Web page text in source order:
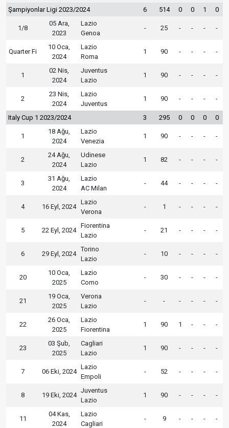
Şampiyonlar Ligi 2023/2024 6 514 0 0 1 0
1/8
05 Ara,
2023
Lazio
Genoa
- 25 - - - -
Quarter Fi
10 Oca,
2024
Lazio
Roma
1 90 - - - -
1
02 Nis,
2024
Juventus
Lazio
1 90 - - - -
2
23 Nis,
2024
Lazio
Juventus
1 90 - - - -
Italy Cup 1 2023/2024 3 295 0 0 0 0
1
18 Ağu,
2024
Lazio
Venezia
1 90 - - - -
2
24 Ağu,
2024
Udinese
Lazio
1 82 - - - -
3
31 Ağu,
2024
Lazio
AC Milan
- 44 - - - -
4 16 Eyl, 2024
Lazio
Verona
- 1 - - - -
5 22 Eyl, 2024
Fiorentina
Lazio
- 21 - - - -
6 29 Eyl, 2024
Torino
Lazio
- 10 - - - -
20
10 Oca,
2025
Lazio
Como
- 30 - - - -
21
19 Oca,
2025
Verona
Lazio
- - - - - -
22
26 Oca,
2025
Lazio
Fiorentina
1 90 1 - - -
23
03 Şub,
2025
Cagliari
Lazio
1 90 - - - -
7 06 Eki, 2024
Lazio
Empoli
- 52 - - - -
8 19 Eki, 2024
Juventus
Lazio
1 90 - - - -
11
04 Kas,
2024
Lazio
Cagliari
- 9 - - - -